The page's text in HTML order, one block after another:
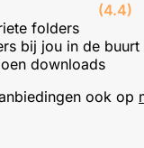
(4.4)
folders
bij jou in de buurt
downloads
ook op